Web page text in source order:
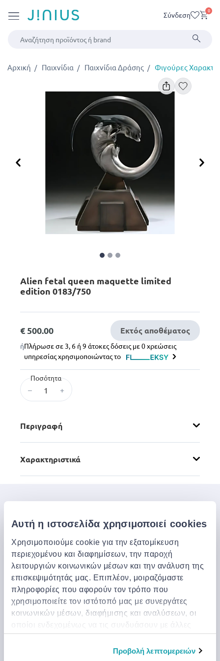
Αυτή η ιστοσελίδα χρησιμοποιεί cookies
Χρησιμοποιούμε cookie για την εξατομίκευση
περιεχομένου και διαφημίσεων, την παροχή
λειτουργιών κοινωνικών μέσων και την ανάλυση της
επισκεψιμότητάς μας. Επιπλέον, μοιραζόμαστε
πληροφορίες που αφορούν τον τρόπο που
χρησιμοποιείτε τον ιστότοπό μας με συνεργάτες
κοινωνικών μέσων, διαφήμισης και αναλύσεων, οι
οποίοι ενδεχομένως να τις συνδυάσουν με άλλες
πληροφορίες που τους έχετε παραχωρήσει ή τις
οποίες έχουν συλλέξει σε σχέση με την από μέρους
Προβολή λεπτομερειών
Σύνδεση 0
Αρχική Παιχνίδια Παιχνίδια Δράσης Φιγούρες
Προηγούμενο
Alien fetal queen maquette limited
edition 0183/750
€ 500.00 Εκτός αποθέματος
ήΠλήρωσε σε 3, 6 ή 9 άτοκες δόσεις με 0 χρεώσεις
υπηρεσίας χρησιμοποιώντας το
Ποσότητα
– +
Περιγραφή
Χαρακτηριστικά
Jinius
Εάν θέλετε να αποκτήσετε έγκαιρη πρόσβαση σε
αποκλειστικές προσφορές, νέα προϊόντα και τα
τελευταία μας νέα, εγγραφείτε παρακάτω.
Εγγραφή
Μπορείτε να ακυρώσετε την εγγραφή σας οποιαδήποτε στιγμή
Συνεργαζόμαστε με έναν τρίτο πάροχο, το Mailjet, για να